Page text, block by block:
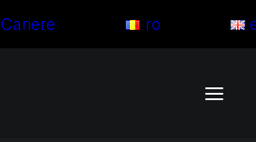
Cariere ro